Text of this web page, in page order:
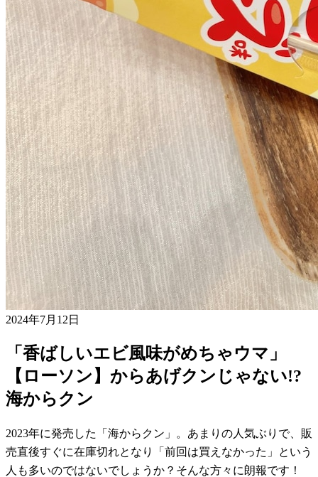
2024年7月12日
「香ばしいエビ風味がめちゃウマ」
【ローソン】からあげクンじゃない!?
海からクン
2023年に発売した「海からクン」。あまりの人気ぶりで、販
売直後すぐに在庫切れとなり「前回は買えなかった」という
人も多いのではないでしょうか？そんな方々に朗報です！